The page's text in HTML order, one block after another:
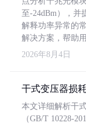
至-24dBm），并
解释功率异常的
解决方案，帮助
2026年8月4日
干式变压器损
本文详细解析干
（GB/T 10228-